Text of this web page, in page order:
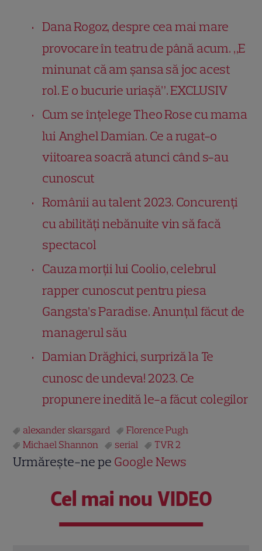
Dana Rogoz, despre cea mai mare
provocare în teatru de până acum. „E
minunat că am șansa să joc acest
rol. E o bucurie uriașă”. EXCLUSIV
Cum se înțelege Theo Rose cu mama
lui Anghel Damian. Ce a rugat-o
viitoarea soacră atunci când s-au
cunoscut
Românii au talent 2023. Concurenți
cu abilități nebănuite vin să facă
spectacol
Cauza morții lui Coolio, celebrul
rapper cunoscut pentru piesa
Gangsta’s Paradise. Anunțul făcut de
managerul său
Damian Drăghici, surpriză la Te
cunosc de undeva! 2023. Ce
propunere inedită le-a făcut colegilor
alexander skarsgard
Florence Pugh
Michael Shannon
serial TVR 2
Urmărește-ne pe Google News
Cel mai nou VIDEO